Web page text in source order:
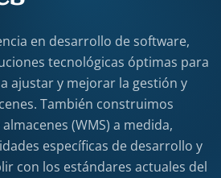
en desarrollo de software,
tecnológicas óptimas para
ajustar y mejorar la gestión y
También construimos
(WMS) a medida,
específicas de desarrollo y
con los estándares actuales del